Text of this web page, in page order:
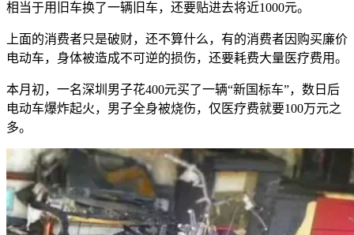
相当于用旧车换了一辆旧车，还要贴进去将近1000元。
上面的消费者只是破财，还不算什么，有的消费者因购买廉价
电动车，身体被造成不可逆的损伤，还要耗费大量医疗费用。
本月初，一名深圳男子花400元买了一辆“新国标车”，数日后
电动车爆炸起火，男子全身被烧伤，仅医疗费就要100万元之
多。